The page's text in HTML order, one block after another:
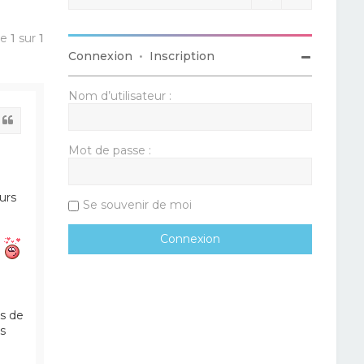
1 sur1
de
Connexion • Inscription
Nom d’utilisateur :
Mot de passe :
Se souvenir de moi